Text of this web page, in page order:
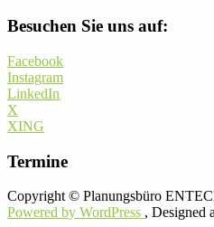
Besuchen Sie uns auf:
Facebook
Instagram
LinkedIn
X
XING
Termine
Copyright © Planungsbüro
Powered by WordPress , Designed